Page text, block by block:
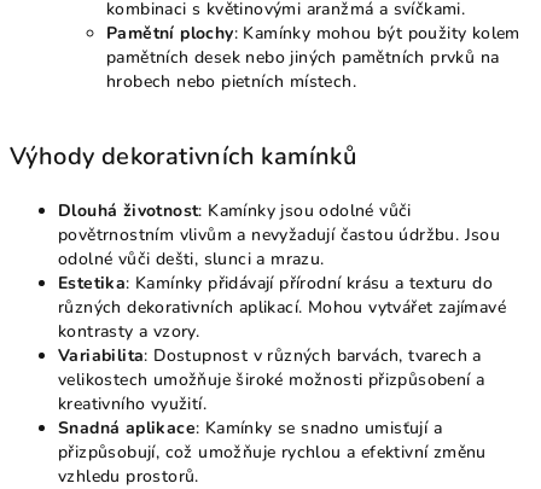
kombinaci s květinovými aranžmá a svíčkami.
Pamětní plochy: Kamínky mohou být použity kolem
pamětních desek nebo jiných pamětních prvků na
hrobech nebo pietních místech.
Výhody dekorativních kamínků
Dlouhá životnost: Kamínky jsou odolné vůči
povětrnostním vlivům a nevyžadují častou údržbu. Jsou
odolné vůči dešti, slunci a mrazu.
Estetika: Kamínky přidávají přírodní krásu a texturu do
různých dekorativních aplikací. Mohou vytvářet zajímavé
kontrasty a vzory.
Variabilita: Dostupnost v různých barvách, tvarech a
velikostech umožňuje široké možnosti přizpůsobení a
kreativního využití.
Snadná aplikace: Kamínky se snadno umisťují a
přizpůsobují, což umožňuje rychlou a efektivní změnu
vzhledu prostorů.